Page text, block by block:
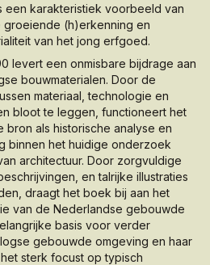
een karakteristiek voorbeeld van
(h)erkenning en
van het jong erfgoed.
levert een onmisbare bijdrage aan
bouwmaterialen. Door de
materiaal, technologie en
bloot te leggen, functioneert het
als historische analyse en
binnen het huidige onderzoek
architectuur. Door zorgvuldige
en talrijke illustraties
draagt het boek bij aan het
van de Nederlandse gebouwde
basis voor verder
gebouwde omgeving en haar
sterk focust op typisch